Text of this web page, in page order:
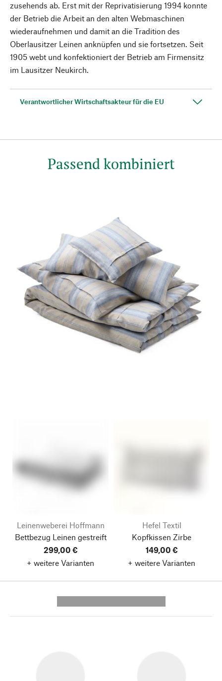
zusehends ab. Erst mit der Reprivatisierung 1994 konnte
der Betrieb die Arbeit an den alten Webmaschinen
wiederaufnehmen und damit an die Tradition des
Oberlausitzer Leinen anknüpfen und sie fortsetzen. Seit
1905 webt und konfektioniert der Betrieb am Firmensitz
im Lausitzer Neukirch.
Verantwortlicher Wirtschaftsakteur für die EU
Passend kombiniert
Leinenweberei Hoffmann
Bettbezug Leinen gestreift
299,00 €
+ weitere Varianten
Hefel Textil
Kopfkissen Zirbe
149,00 €
+ weitere Varianten